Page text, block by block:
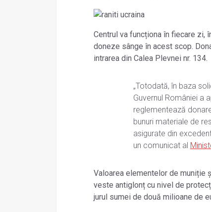
Centrul va funcționa în fiecare zi,
doneze sânge în acest scop.
intrarea din Calea Plevnei nr. 134.
„Totodată, în baza
Guvernul României a
reglementează
bunuri materiale de
asigurate din
un comunicat al
Valoarea elementelor de muniție
veste antiglonț cu nivel de
jurul sumei de două milioane de